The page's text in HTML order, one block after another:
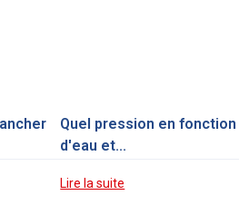
Quel pression en
d'eau et...
Lire la suite